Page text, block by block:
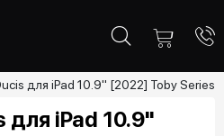
для iPad 10.9" [2022] Toby Series
для iPad 10.9"